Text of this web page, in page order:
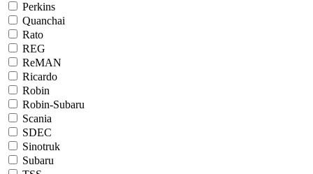
Perkins
Quanchai
Rato
REG
ReMAN
Ricardo
Robin
Robin-Subaru
Scania
SDEC
Sinotruk
Subaru